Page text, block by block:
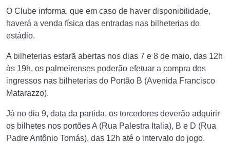
O Clube informa, que em caso de haver disponibilidade,
haverá a venda física das entradas nas bilheterias do
estádio.
A bilheterias estarã abertas nos dias 7 e 8 de maio, das 12h
às 19h, os palmeirenses poderão efetuar a compra dos
ingressos nas bilheterias do Portão B (Avenida Francisco
Matarazzo).
Já no dia 9, data da partida, os torcedores deverão adquirir
os bilhetes nos portões A (Rua Palestra Italia), B e D (Rua
Padre Antônio Tomás), das 12h até o intervalo do jogo.